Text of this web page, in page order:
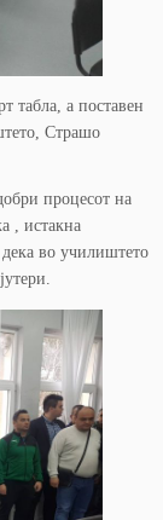
табла, а поставен
Страшо
процесот на
, истакна
во училиштето